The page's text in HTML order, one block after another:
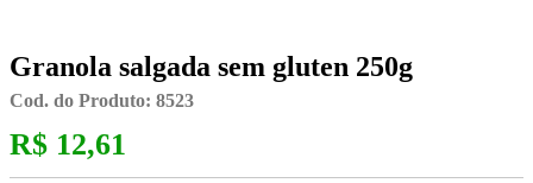
Granola salgada sem gluten 250g
Cod. do Produto: 8523
R$ 12,61